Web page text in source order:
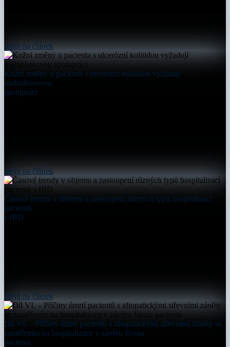
přejít na článek
Kožní změny u pacienta s ulcerózní kolitidou vyžadují
multioborovou
spolupráci
přejít na článek
Časové trendy v objemu a zastoupení různých typů hospitalizací
pacientů
s IBD
přejít na článek
Díl VI. – Příčiny úmrtí pacientů s idiopatickými střevními záněty se
zaměřením na hospitalizace v závěru života
pacienta